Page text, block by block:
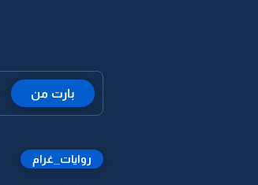
بارت من
روايات_غرام